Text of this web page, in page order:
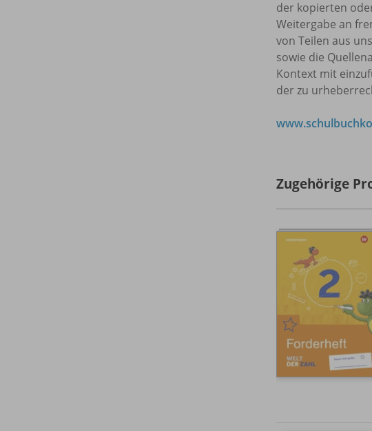
der kopierten
Weitergabe an
von Teilen aus
sowie die
Kontext mit
der zu
Zugehörige